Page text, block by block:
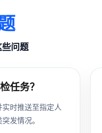
问题
任务？
时推送至指定人
发情况。